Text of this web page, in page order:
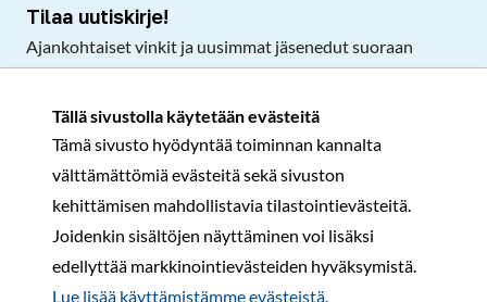
Tällä sivustolla käytetään evästeitä
Tämä sivusto hyödyntää toiminnan kannalta
välttämättömiä evästeitä sekä sivuston
kehittämisen mahdollistavia tilastointievästeitä.
Joidenkin sisältöjen näyttäminen voi lisäksi
edellyttää markkinointievästeiden hyväksymistä.
Lue lisää käyttämistämme evästeistä.​​​​​​
Tilaa uutiskirje!
Ajankohtaiset vinkit ja uusimmat jäsenedut suoraan
Rekisteri- ja tietosuojaselosteSopimusehdot